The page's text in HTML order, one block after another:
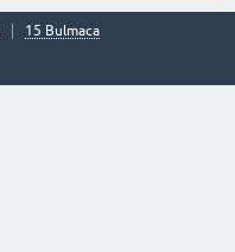
15 Bulmaca